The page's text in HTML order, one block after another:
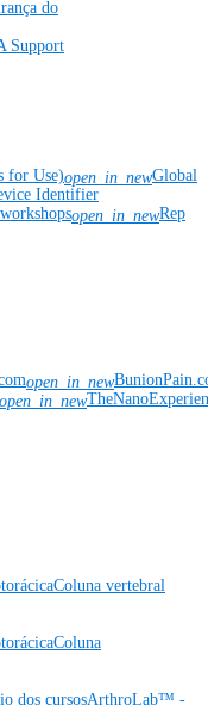
do
Support
for Use)open_in_newGlobal
Identifier
open_in_newRep
open_in_new
open_in_new
Coluna vertebral
Coluna
dos cursosArthroLab™ -